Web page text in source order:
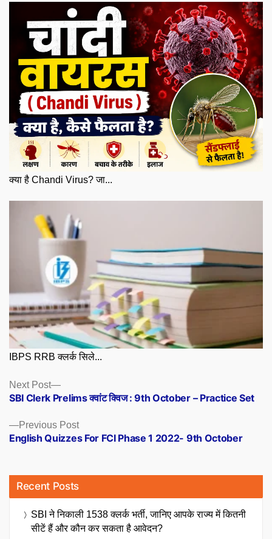
क्या है Chandi Virus? जा...
IBPS RRB क्लर्क सिले...
Posts
navigation
Previous PostPrevious
post:
English Quizzes For FCI Phase 1 2022- 9th October
Next Post
Next
post:
SBI Clerk Prelims क्वांट क्विज : 9th October – Practice Set
Recent Posts
SBI ने निकाली 1538 क्लर्क भर्ती, जानिए आपके राज्य में कितनी
सीटें हैं और कौन कर सकता है आवेदन?